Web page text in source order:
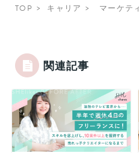
TOP キャリア マーケテ
関連記事